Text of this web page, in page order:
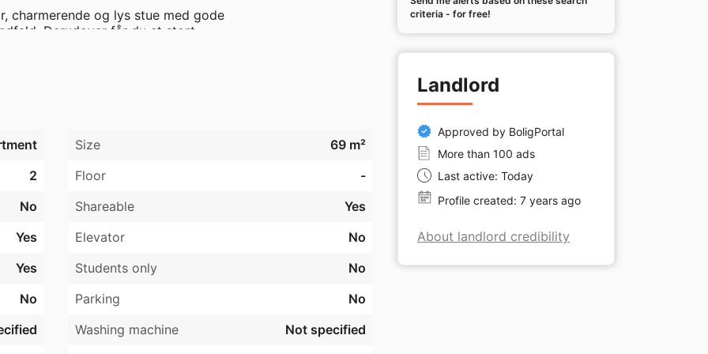
charmerende og lys stue med gode
Derudover får du et stort
og masser af plads –
en komfortabel bolig i
fælles gårdmiljø, fælles vaskeri i
beliggenhed i Randers giver nem adgang
Size
69 m²
2 Floor
-
No Shareable
Yes
Yes Elevator
No
Yes Students only
No
No Parking
No
Washing machine
Not specified
criteria - for free!
Landlord
Approved by BoligPortal
More than 100 ads
Last active: Today
Profile created: 7 years ago
About landlord credibility